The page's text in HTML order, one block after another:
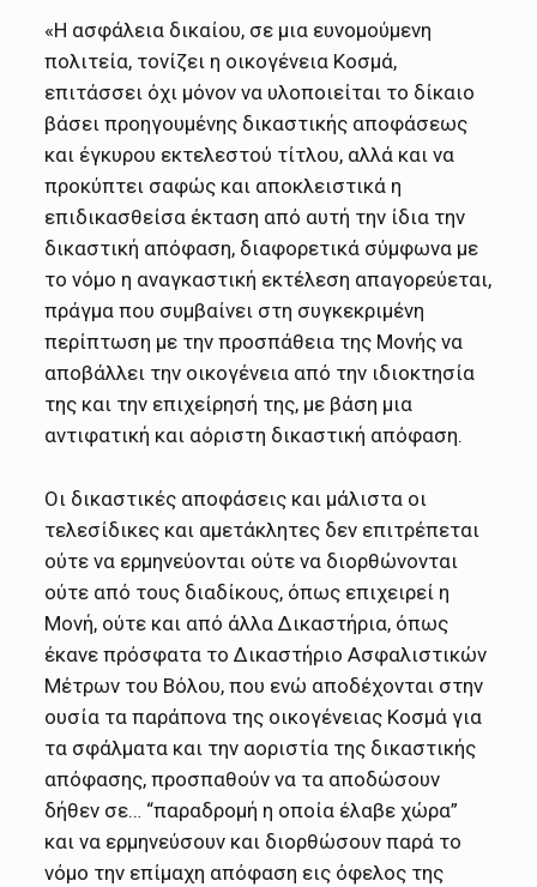
«Η ασφάλεια δικαίου, σε μια ευνομούμενη
πολιτεία, τονίζει η οικογένεια Κοσμά,
επιτάσσει όχι μόνον να υλοποιείται το δίκαιο
βάσει προηγουμένης δικαστικής αποφάσεως
και έγκυρου εκτελεστού τίτλου, αλλά και να
προκύπτει σαφώς και αποκλειστικά η
επιδικασθείσα έκταση από αυτή την ίδια την
δικαστική απόφαση, διαφορετικά σύμφωνα με
το νόμο η αναγκαστική εκτέλεση απαγορεύεται,
πράγμα που συμβαίνει στη συγκεκριμένη
περίπτωση με την προσπάθεια της Μονής να
αποβάλλει την οικογένεια από την ιδιοκτησία
της και την επιχείρησή της, με βάση μια
αντιφατική και αόριστη δικαστική απόφαση.
Οι δικαστικές αποφάσεις και μάλιστα οι
τελεσίδικες και αμετάκλητες δεν επιτρέπεται
ούτε να ερμηνεύονται ούτε να διορθώνονται
ούτε από τους διαδίκους, όπως επιχειρεί η
Μονή, ούτε και από άλλα Δικαστήρια, όπως
έκανε πρόσφατα το Δικαστήριο Ασφαλιστικών
Μέτρων του Βόλου, που ενώ αποδέχονται στην
ουσία τα παράπονα της οικογένειας Κοσμά για
τα σφάλματα και την αοριστία της δικαστικής
απόφασης, προσπαθούν να τα αποδώσουν
δήθεν σε… “παραδρομή η οποία έλαβε χώρα”
και να ερμηνεύσουν και διορθώσουν παρά το
νόμο την επίμαχη απόφαση εις όφελος της